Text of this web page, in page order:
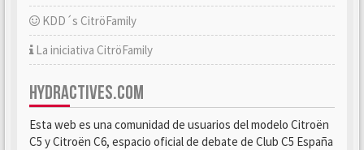
KDD´s CitröFamily
La iniciativa CitröFamily
HYDRACTIVES.COM
Esta web es una comunidad de usuarios del modelo Citroën
C5 y Citroën C6, espacio oficial de debate de Club C5 España